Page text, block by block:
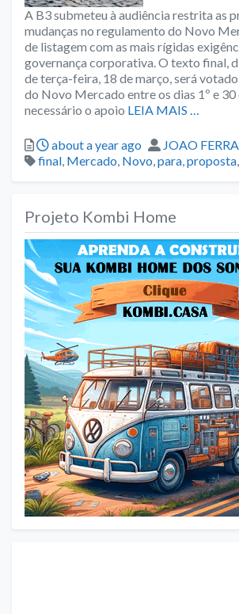
A B3 submeteu à audiência restrita as
mudanças no regulamento do Novo
de listagem com as mais rígidas
governança corporativa. O texto final,
de terça-feira, 18 de março, será
do Novo Mercado entre os dias 1º e 30
necessário o apoio LEIA MAIS …
Posted
about a year ago Author
JOAO
Tags
final, Mercado, Novo,para,proposta,
Projeto Kombi Home